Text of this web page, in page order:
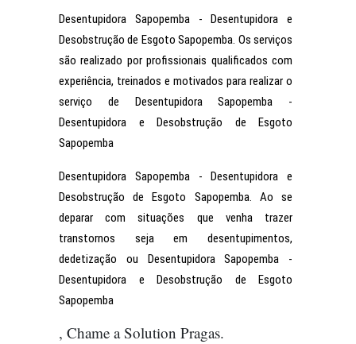
Desentupidora Sapopemba - Desentupidora e
Desobstrução de Esgoto Sapopemba. Os serviços
são realizado por profissionais qualificados com
experiência, treinados e motivados para realizar o
serviço de Desentupidora Sapopemba -
Desentupidora e Desobstrução de Esgoto
Sapopemba
Desentupidora Sapopemba - Desentupidora e
Desobstrução de Esgoto Sapopemba. Ao se
deparar com situações que venha trazer
transtornos seja em desentupimentos,
dedetização ou Desentupidora Sapopemba -
Desentupidora e Desobstrução de Esgoto
Sapopemba
, Chame a Solution Pragas.